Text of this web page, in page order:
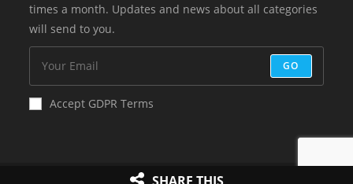
times a month. Updates and news about all categories
will send to you.
GO
Accept GDPR Terms
Copyright 2023 Online Islam